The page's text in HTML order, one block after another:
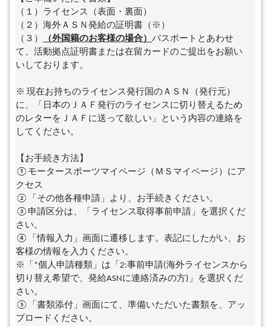
（１）ライセンス（表面・裏面）
（２）海外ＡＳＮ発給の証明書（※）
（３）
（外国籍のお客様の場合） パスポートとあわせ
て、活動拠点証明書または在留カードのご提出をお願い
いしております。
※ 現在お持ちのライセンス発行国のＡＳＮ（発行元）
に、「日本のＪＡＦ発行のライセンスに切り替えるため
のレターをＪＡＦに送って欲しい」という内容の連絡を
してください。
【お手続き方法】
①モータースポーツマイページ（ＭＳマイページ）にア
クセス
②「その他各種申請」より、お手続きください。
③申請区分は、「ライセンス取得事前申請」を選択くだ
さい。
④「情報入力」画面に遷移します。表記にしたがい、お
客様の情報を入力ください。
※「*個人申請種類」は「2:事前申請(海外ライセンスから
切り替え希望で、発給ASNに連絡済みの方)」を選択くだ
さい。
⑤「書類添付」画面にて、準備いただいた書類を、アッ
プロードください。